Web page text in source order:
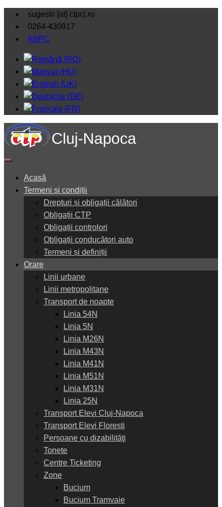
sugestii [at] ctpcj.ro
0264-430917
ANPC
Acasă
Termeni și condiții
Drepturi și obligații călători
Obligații CTP
Obligații controlori
Obligații conducători auto
Termeni și definiții
Orare
Linii urbane
Linii metropolitane
Transport de noapte
Linia 54N
Linia 5N
Linia M26N
Linia M43N
Linia M41N
Linia M51N
Linia M31N
Linia 25N
Transport Elevi Cluj-Napoca
Transport Elevi Florești
Persoane cu dizabilităţi
Tonete
Centre Ticketing
Zone
Bucium
Bucium Tramvaie